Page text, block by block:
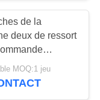
de
de la
deux de ressort
par
220V avec
MOQ:1 jeu